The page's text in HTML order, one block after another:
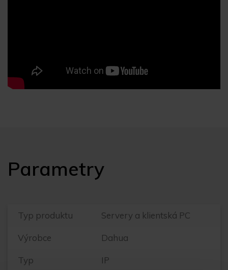
Parametry
Typ produktu Servery a klientská PC
Výrobce Dahua
Typ IP